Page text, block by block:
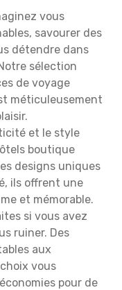
vous
savourer des
détendre dans
sélection
de voyage
méticuleusement
et le style
boutique
designs uniques
ils offrent une
et mémorable.
si vous avez
ruiner. Des
aux
vous
pour de